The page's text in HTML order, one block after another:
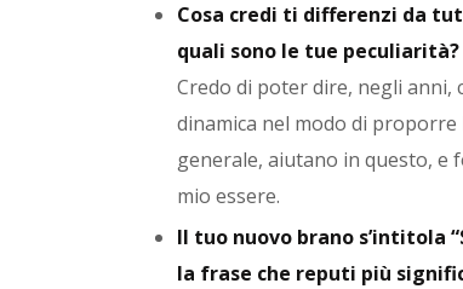
Cosa credi ti differenzi da
quali sono le tue peculiarità?
Credo di poter dire, negli anni,
dinamica nel modo di proporre
generale, aiutano in questo, e
mio essere.
Il tuo nuovo brano s’intitola
la frase che reputi più